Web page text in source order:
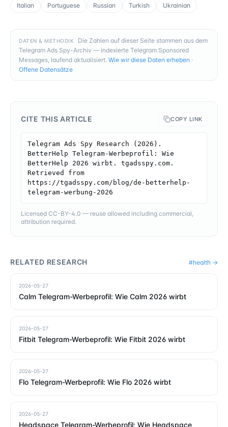
Italian
Portuguese Russian Turkish Ukrainian
DATEN & METHODIK
Die Zahlen auf dieser Seite stammen aus dem
Telegram Ads Spy-Archiv — indexierte Telegram Sponsored
Messages, laufend aktualisiert. Wie wir diese Daten erheben ·
Offene Datensätze
CITE THIS ARTICLE COPY LINK
Telegram Ads Spy Research (2026).
BetterHelp Telegram-Werbeprofil: Wie
BetterHelp 2026 wirbt. tgadsspy.com.
Retrieved from
https://tgadsspy.com/blog/de-betterhelp-
telegram-werbung-2026
Licensed CC-BY-4.0 — reuse allowed including commercial,
attribution required.
RELATED RESEARCH #health →
2026-05-27
Calm Telegram-Werbeprofil: Wie Calm 2026 wirbt
2026-05-27
Fitbit Telegram-Werbeprofil: Wie Fitbit 2026 wirbt
2026-05-27
Flo Telegram-Werbeprofil: Wie Flo 2026 wirbt
2026-05-27
Headspace Telegram-Werbeprofil: Wie Headspace